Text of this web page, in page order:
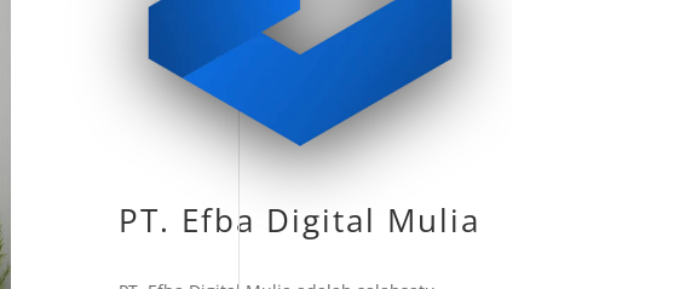
PT. Efba Digital Mulia